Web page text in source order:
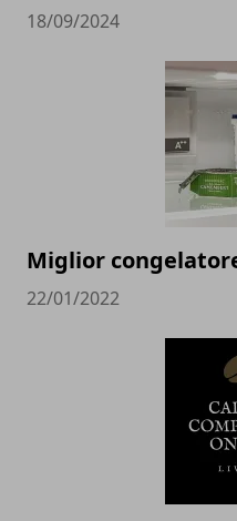
18/09/2024
Miglior
22/01/2022